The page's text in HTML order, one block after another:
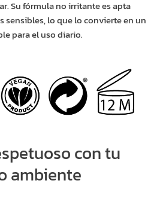
Su fórmula no irritante es apta
sensibles, lo que lo convierte en un
para el uso diario.
con tu
ambiente